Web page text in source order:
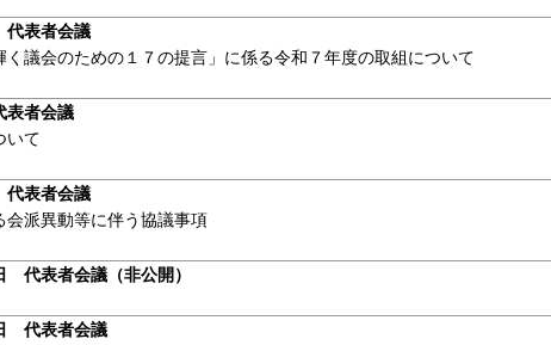
表者会議
議会のための１７の提言」に係る令和７年度の取組について
者会議
いて
表者会議
派異動等に伴う協議事項
代表者会議（非公開）
代表者会議